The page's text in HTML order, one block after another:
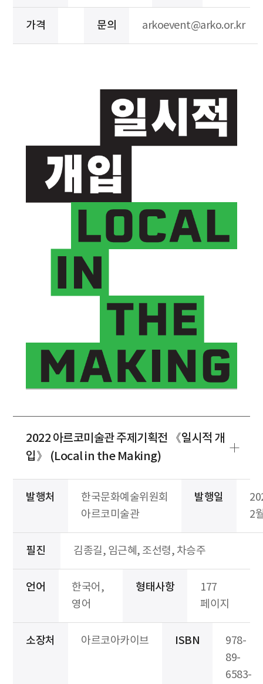
가격 문의 arkoevent@arko.or.kr
2022 아르코미술관 주제기획전 《일시적 개
입》 (Local in the Making)
발행처
한국문화예술위원회
아르코미술관
발행일
2
필진 김종길, 임근혜, 조선령, 차승주
언어
한국어,
영어
형태사항
177
페이지
소장처 아르코아카이브 ISBN
978-
89-
6583-